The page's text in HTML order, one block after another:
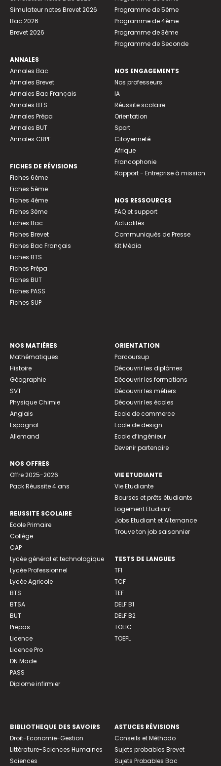
Simulateur notes Brevet 2026
Bac 2026
Brevet 2026
ANNALES
Annales Bac
Annales Brevet
Annales Bac Français
Annales BTS
Annales Prépa
Annales BUT
Annales CRPE
FICHES DE RÉVISIONS
Fiches 6ème
Fiches 5ème
Fiches 4ème
Fiches 3ème
Fiches Bac
Fiches Brevet
Fiches Bac Français
Fiches BTS
Fiches Prépa
Fiches BUT
Fiches PASS
Fiches SUP
Programme de 5ème
Programme de 4ème
Programme de 3ème
Programme de Seconde
NOS ENGAGEMENTS
Nos professeurs
IA
Réussite scolaire
Orientation
Sport
Citoyenneté
Afrique
Francophonie
Rapport - Entreprise à mission
NOS RESSOURCES
FAQ et support
Actualités
Communiqués de Presse
Kit Média
NOS MATIÈRES
Mathématiques
Histoire
Géographie
SVT
Physique Chimie
Anglais
Espagnol
Allemand
NOS OFFRES
Offre 2025-2026
Pack Réussite 4 ans
REUSSITE SCOLAIRE
Ecole Primaire
Collège
CAP
Lycée général et technologique
Lycée Professionnel
Lycée Agricole
BTS
BTSA
BUT
Prépas
Licence
Licence Pro
DN Made
PASS
Diplome infirmier
ORIENTATION
Parcoursup
Découvrir les diplômes
Découvrir les formations
Découvrir les métiers
Découvrir les écoles
Ecole de commerce
Ecole de design
Ecole d’ingénieur
Devenir partenaire
VIE ETUDIANTE
Vie Etudiante
Bourses et prêts étudiants
Logement Etudiant
Jobs Etudiant et Alternance
Trouve ton job saisonnier
TESTS DE LANGUES
TFI
TCF
TEF
DELF B1
DELF B2
TOEIC
TOEFL
BIBLIOTHEQUE DES SAVOIRS
Droit-Economie-Gestion
Littérature-Sciences Humaines
Sciences
ASTUCES RÉVISIONS
Conseils et Méthodo
Sujets probables Brevet
Sujets Probables Bac